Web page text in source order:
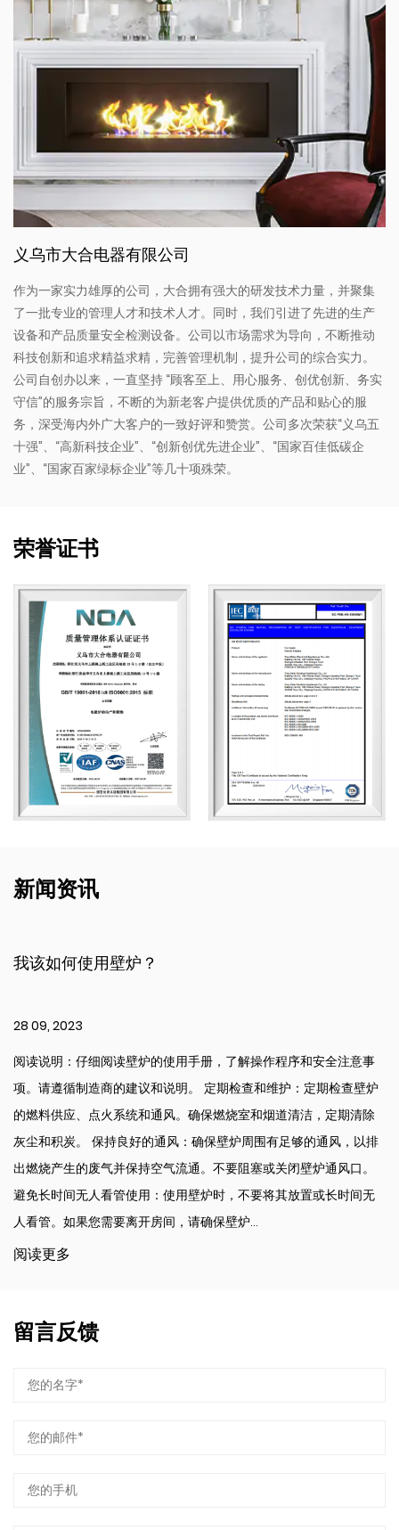
义乌市大合电器有限公司
作为一家实力雄厚的公司，大合拥有强大的研发技术力量，并聚集
了一批专业的管理人才和技术人才。同时，我们引进了先进的生产
设备和产品质量安全检测设备。公司以市场需求为导向，不断推动
科技创新和追求精益求精，完善管理机制，提升公司的综合实力。
公司自创办以来，一直坚持 “顾客至上、用心服务、创优创新、务实
守信”的服务宗旨，不断的为新老客户提供优质的产品和贴心的服
务，深受海内外广大客户的一致好评和赞赏。公司多次荣获“义乌五
十强”、“高新科技企业”、“创新创优先进企业”、“国家百佳低碳企
业”、“国家百家绿标企业”等几十项殊荣。
荣誉证书
新闻资讯
我该如何使用壁炉？
28 09, 2023
阅读说明：仔细阅读壁炉的使用手册，了解操作程序和安全注意事
项。请遵循制造商的建议和说明。 定期检查和维护：定期检查壁炉
的燃料供应、点火系统和通风。确保燃烧室和烟道清洁，定期清除
灰尘和积炭。 保持良好的通风：确保壁炉周围有足够的通风，以排
出燃烧产生的废气并保持空气流通。不要阻塞或关闭壁炉通风口。
避免长时间无人看管使用：使用壁炉时，不要将其放置或长时间无
人看管。如果您需要离开房间，请确保壁炉...
阅读更多
留言反馈